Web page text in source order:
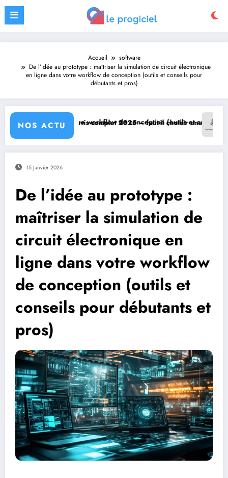
Aller
contenu
Accueil
software
De l’idée au prototype : maîtriser la simulation de circuit électronique
en ligne dans votre workflow de conception (outils et conseils pour
débutants et pros)
NOS ACTU
(outils et conseils pour débutants et pros)
– faut-il choisir une alternative ?Améliorez vos comptes rendus avec le
15 Janvier 2026
De l’idée au prototype :
maîtriser la simulation de
circuit électronique en
ligne dans votre workflow
de conception (outils et
conseils pour débutants et
pros)